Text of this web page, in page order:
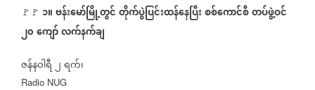
🚩🚩 ၁။ဗန်းမော်မြို့တွင်တိုက်ပွဲပြင်းထန်နေပြီးစစ်ကောင်စီတပ်ဖွဲ့ဝင်
၂၀ကျော်လက်နက်ချ
ဇန်နဝါရီ၂ရက်၊
Radio NUG